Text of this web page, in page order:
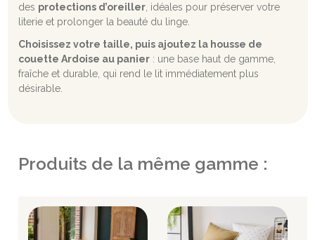
des protections d’oreiller, idéales pour préserver votre
literie et prolonger la beauté du linge.
Choisissez votre taille, puis ajoutez la housse de
couette Ardoise au panier: une base haut de gamme,
fraîche et durable, qui rend le lit immédiatement plus
désirable.
Produits de la même gamme :